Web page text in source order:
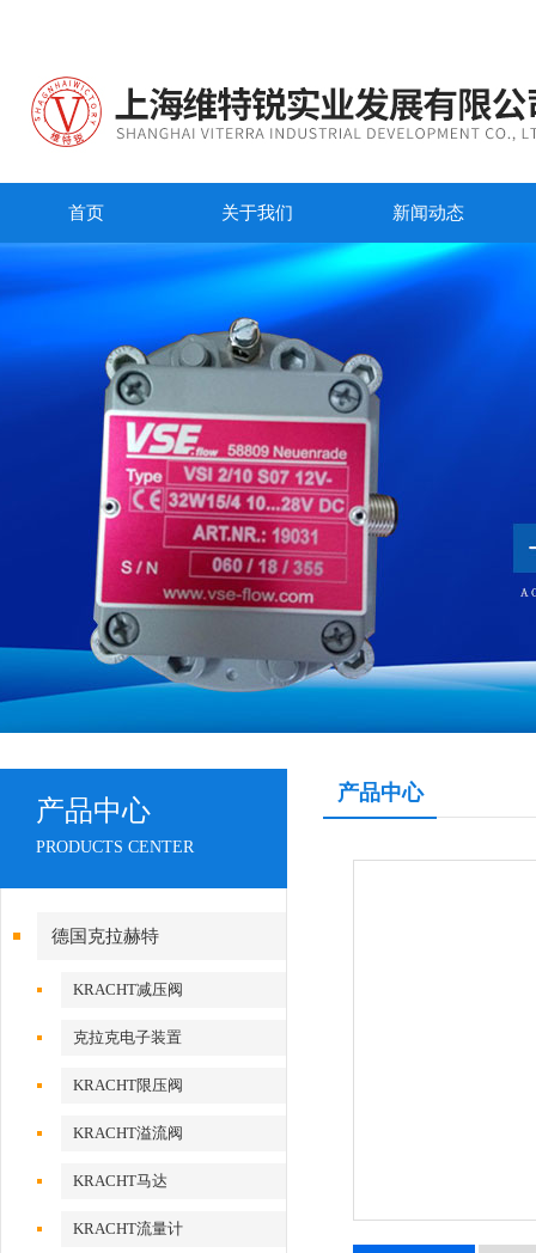
首页 关于我们 新闻动态
产品中心
PRODUCTS CENTER
德国克拉赫特
KRACHT减压阀
克拉克电子装置
KRACHT限压阀
KRACHT溢流阀
KRACHT马达
KRACHT流量计
产品中心